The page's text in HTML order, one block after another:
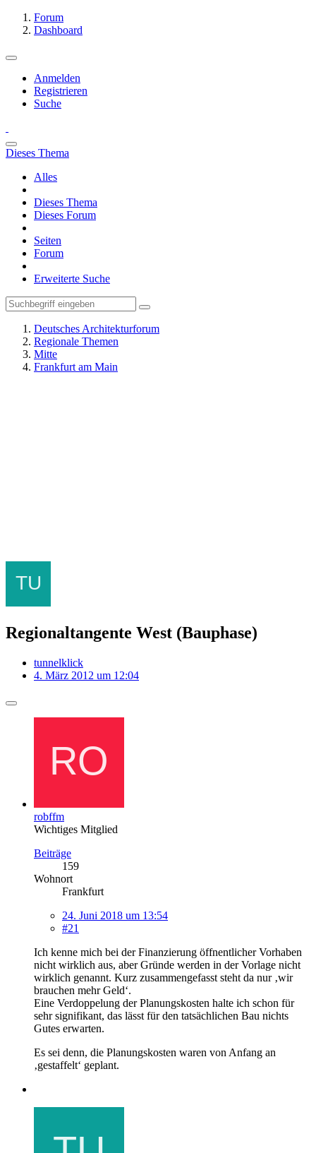
Forum
Dashboard
Anmelden
Registrieren
Suche
Dieses Thema
Alles
Dieses Thema
Dieses Forum
Seiten
Forum
Erweiterte Suche
Deutsches Architekturforum
Regionale Themen
Mitte
Frankfurt am Main
Regionaltangente West (Bauphase)
tunnelklick
4. März 2012 um 12:04
robffm
Wichtiges Mitglied
Beiträge
159
Wohnort
Frankfurt
24. Juni 2018 um 13:54
#21
Ich kenne mich bei der Finanzierung öffnentlicher Vorhaben
nicht wirklich aus, aber Gründe werden in der Vorlage nicht
wirklich genannt. Kurz zusammengefasst steht da nur ‚wir
brauchen mehr Geld‘.
Eine Verdoppelung der Planungskosten halte ich schon für
sehr signifikant, das lässt für den tatsächlichen Bau nichts
Gutes erwarten.
Es sei denn, die Planungskosten waren von Anfang an
‚gestaffelt‘ geplant.